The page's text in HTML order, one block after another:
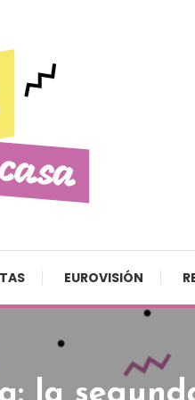
EUROVISIÓN